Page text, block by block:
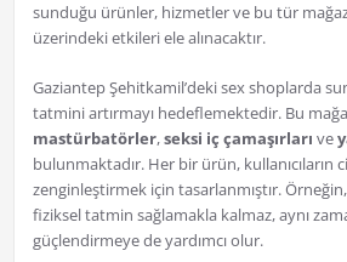
sunduğu ürünler, hizmetler ve bu tür
üzerindeki etkileri ele alınacaktır.
Gaziantep Şehitkamil’deki sex shoplarda
tatmini artırmayı hedeflemektedir. Bu
mastürbatörler,seksi iç çamaşırları ve
bulunmaktadır. Her bir ürün, kullanıcıların
zenginleştirmek için tasarlanmıştır.
fiziksel tatmin sağlamakla kalmaz, aynı
güçlendirmeye de yardımcı olur.